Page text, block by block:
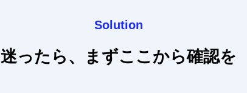
Solution
迷ったら、まずここから確認を